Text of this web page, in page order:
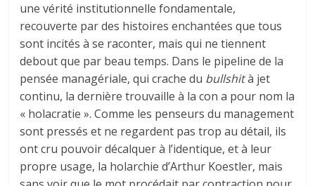
une vérité institutionnelle fondamentale,
recouverte par des histoires enchantées que tous
sont incités à se raconter, mais qui ne tiennent
debout que par beau temps. Dans le pipeline de la
pensée managériale, qui crache du bullshità jet
continu, la dernière trouvaille à la con a pour nom la
« holacratie ». Comme les penseurs du management
sont pressés et ne regardent pas trop au détail, ils
ont cru pouvoir décalquer à l’identique, et à leur
propre usage, la holarchie d’Arthur Koestler, mais